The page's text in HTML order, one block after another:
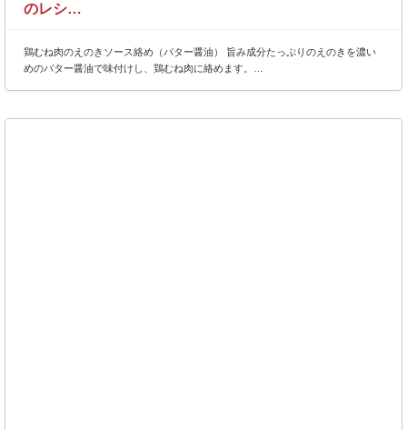
のレシ…
鶏むね肉のえのきソース絡め（バター醤油） 旨み成分たっぷりのえのきを濃い
めのバター醤油で味付けし、鶏むね肉に絡めます。…